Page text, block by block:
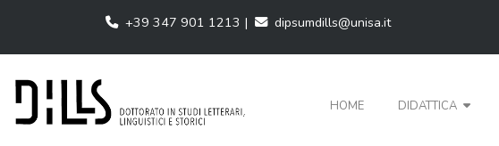
+39 347 901 1213 | dipsumdills@unisa.it
HOME DIDATTICA